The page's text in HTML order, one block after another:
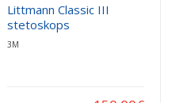
Littmann Classic III
stetoskops
3M